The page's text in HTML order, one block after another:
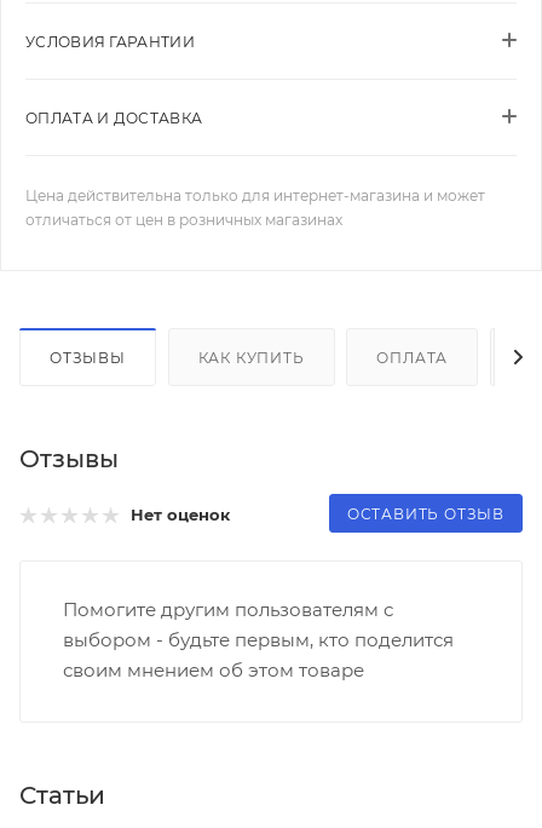
УСЛОВИЯ ГАРАНТИИ
ОПЛАТА И ДОСТАВКА
Цена действительна только для интернет-магазина и может
отличаться от цен в розничных магазинах
ОТЗЫВЫ КАК КУПИТЬ ОПЛАТА
Отзывы
Нет оценок ОСТАВИТЬ ОТЗЫВ
Помогите другим пользователям с
выбором - будьте первым, кто поделится
своим мнением об этом товаре
Статьи